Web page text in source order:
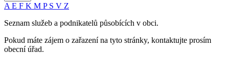
A E F K M P S V Z
Seznam služeb a podnikatelů působících v obci.
Pokud máte zájem o zařazení na tyto stránky, kontaktujte prosím
obecní úřad.